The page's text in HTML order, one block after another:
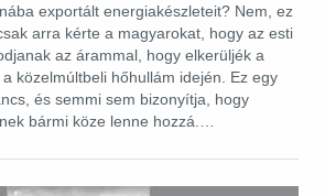
exportált energiakészleteit? Nem, ez
arra kérte a magyarokat, hogy az esti
az árammal, hogy elkerüljék a
közelmúltbeli hőhullám idején. Ez egy
és semmi sem bizonyítja, hogy
bármi köze lenne hozzá.…